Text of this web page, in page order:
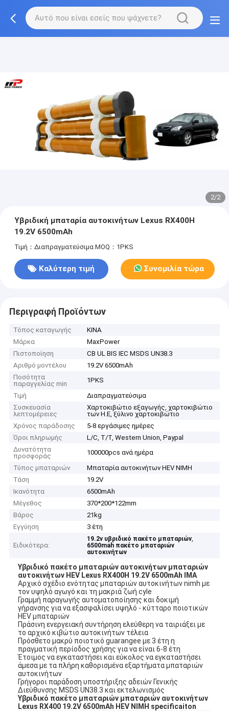
2/2
Υβριδική μπαταρία αυτοκινήτων Lexus RX400H
19.2V 6500mAh
Τιμή：Διαπραγματεύσιμα MOQ：1PKS
Καλύτερη τιμή Συνομιλία τώρα
Περιγραφή Προϊόντων
Τόπος καταγωγής
ΚΙΝΑ
Μάρκα
MaxPower
Πιστοποίηση
CB UL BIS IEC MSDS UN38.3
Αριθμό μοντέλου
19.2V 6500mAh
Ποσότητα
παραγγελίας min
1PKS
Τιμή
Διαπραγματεύσιμα
Συσκευασία
λεπτομέρειες
Χαρτοκιβώτιο εξαγωγής, χαρτοκιβώτιο
των Η.Ε, ξύλινο χαρτοκιβώτιο
Χρόνος παράδοσης
5-8 εργάσιμες ημέρες
Όροι πληρωμής
L/C, T/T, Western Union, Paypal
Δυνατότητα
προσφοράς
100000pcs ανά ημέρα
Τύπος μπαταριών
Μπαταρία αυτοκινήτων HEV NIMH
Τάση
19.2V
Ικανότητα
6500mAh
Μέγεθος
370*200*122mm
Βάρος
21kg
Εγγύηση
3 έτη
Ειδικότερα:
19.2v υβριδικό πακέτο μπαταριών,
6500mah πακέτο μπαταριών
αυτοκινήτων
Υβριδικό πακέτο μπαταριών αυτοκινήτων μπαταριών
αυτοκινήτων HEV Lexus RX400H 19.2V 6500mAh IMA
Αρχικό σχέδιο ενότητας μπαταριών αυτοκινήτων nimh με
τον υψηλό αγωγό και τη μακριά ζωή cyle
Γραμμή παραγωγής αυτοματοποίησης και δοκιμή
γήρανσης για να εξασφαλίσει υψηλό - κύτταρο ποιοτικών
HEV μπαταριών
Πράσινη ενεργειακή συντήρηση ελεύθερη να ταιριάξει με
το αρχικό κιβώτιο αυτοκινήτων τέλεια
Πρόσθετο μακρύ ποιοτικό guarangee με 3 έτη η
πραγματική περίοδος χρήσης για να είναι 6-8 έτη
Έτοιμος να εγκαταστήσει και εύκολος να εγκαταστήσει
άμεσα με τα πλήρη καθορισμένα εξαρτήματα μπαταριών
αυτοκινήτων
Γρήγοροι παράδοση υποστήριξης αδειών Γενικής
Διεύθυνσης MSDS UN38.3 και εκτελωνισμός
Υβριδικό πακέτο μπαταριών μπαταριών αυτοκινήτων
Lexus RX400 19.2V 6500mAh HEV NIMH specificaiton